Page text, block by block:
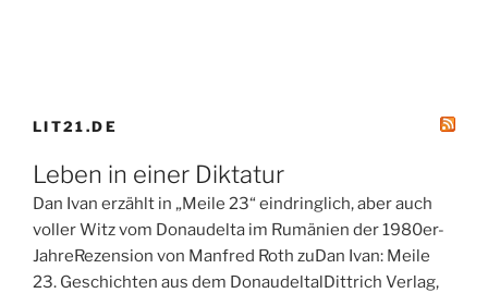
LIT21.DE
Leben in einer Diktatur
Dan Ivan erzählt in „Meile 23“ eindringlich, aber auch
voller Witz vom Donaudelta im Rumänien der 1980er-
JahreRezension von Manfred Roth zuDan Ivan: Meile
23. Geschichten aus dem DonaudeltalDittrich Verlag,